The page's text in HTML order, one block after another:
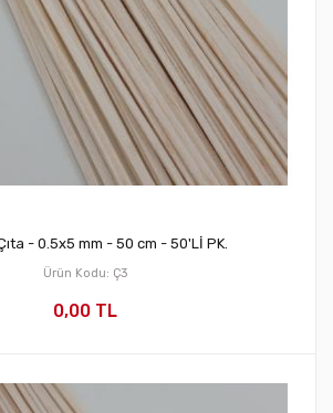
- 0.5x5 mm - 50 cm - 50'Lİ PK.
Ürün Kodu: Ç3
0,00 TL